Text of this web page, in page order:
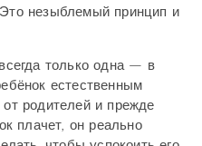
незыблемый принцип и
только одна — в
естественным
родителей и прежде
плачет, он реально